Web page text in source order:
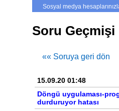
Sosyal medya
Soru Geçmişi
«« Soruya geri dön
15.09.20 01:48
Döngü uygulaması-
durduruyor hatası